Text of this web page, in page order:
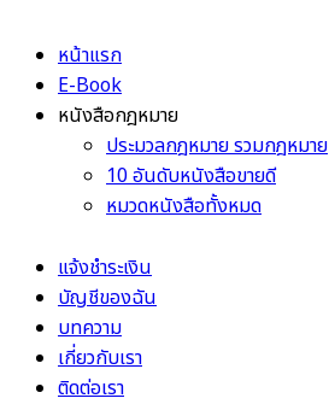
หน้าแรก
E-Book
หนังสือกฎหมาย
ประมวลกฎหมาย รวมกฎหมาย
10 อันดับหนังสือขายดี
หมวดหนังสือทั้งหมด
แจ้งชำระเงิน
บัญชีของฉัน
บทความ
เกี่ยวกับเรา
ติดต่อเรา